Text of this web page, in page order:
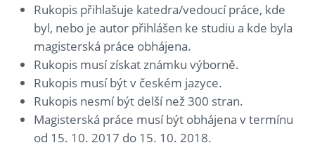
Rukopis přihlašuje katedra/vedoucí práce, kde
byl, nebo je autor přihlášen ke studiu a kde byla
magisterská práce obhájena.
Rukopis musí získat známku výborně.
Rukopis musí být v českém jazyce.
Rukopis nesmí být delší než 300 stran.
Magisterská práce musí být obhájena v termínu
od 15. 10. 2017 do 15. 10. 2018.